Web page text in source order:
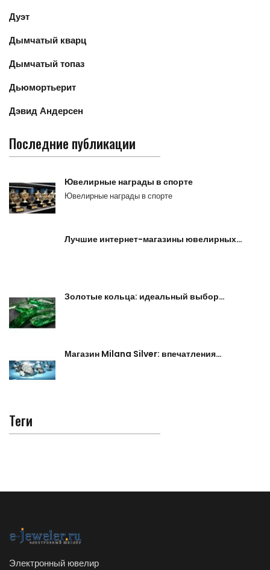
Дуэт
Дымчатый кварц
Дымчатый топаз
Дьюмортьерит
Дэвид Андерсен
Последние публикации
Ювелирные награды в спорте
Ювелирные награды в спорте
Лучшие интернет-магазины ювелирных…
Золотые кольца: идеальный выбор…
Магазин Milana Silver: впечатления…
Теги
Электронный ювелир